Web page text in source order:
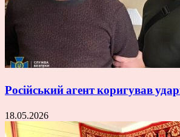
Російський агент коригував
18.05.2026